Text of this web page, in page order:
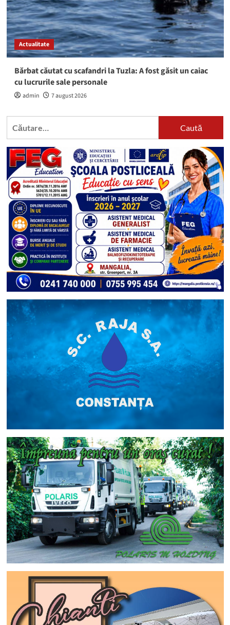
Actualitate
Bărbat căutat cu scafandri la Tuzla: A fost găsit un caiac
cu lucrurile sale personale
admin 7 august 2026
Caută